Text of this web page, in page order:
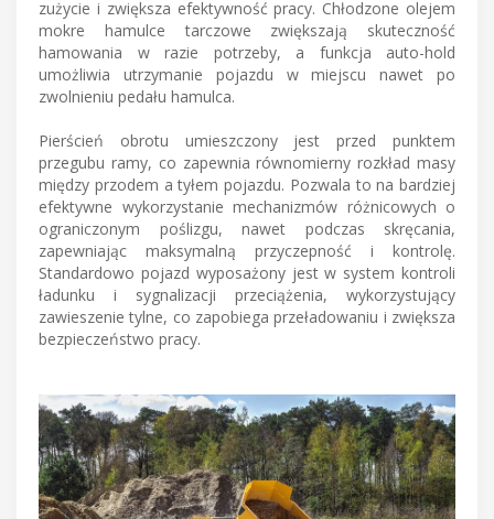
zużycie i zwiększa efektywność pracy. Chłodzone olejem
mokre hamulce tarczowe zwiększają skuteczność
hamowania w razie potrzeby, a funkcja auto-hold
umożliwia utrzymanie pojazdu w miejscu nawet po
zwolnieniu pedału hamulca.
Pierścień obrotu umieszczony jest przed punktem
przegubu ramy, co zapewnia równomierny rozkład masy
między przodem a tyłem pojazdu. Pozwala to na bardziej
efektywne wykorzystanie mechanizmów różnicowych o
ograniczonym poślizgu, nawet podczas skręcania,
zapewniając maksymalną przyczepność i kontrolę.
Standardowo pojazd wyposażony jest w system kontroli
ładunku i sygnalizacji przeciążenia, wykorzystujący
zawieszenie tylne, co zapobiega przeładowaniu i zwiększa
bezpieczeństwo pracy.